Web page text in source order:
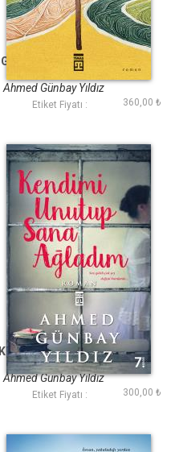
Gidersen Veda Etme
Ahmed Günbay Yıldız
Etiket Fiyatı : 360,00 ₺
Kendimi Unutup Sana
Ağladım
Ahmed Günbay Yıldız
Etiket Fiyatı : 300,00 ₺